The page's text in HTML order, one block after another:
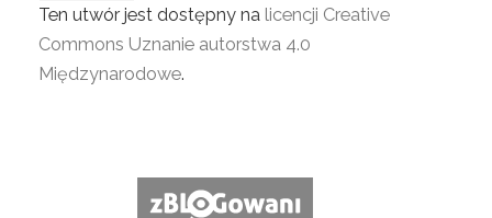
Ten utwór jest dostępny na licencji Creative
Commons Uznanie autorstwa 4.0
Międzynarodowe.